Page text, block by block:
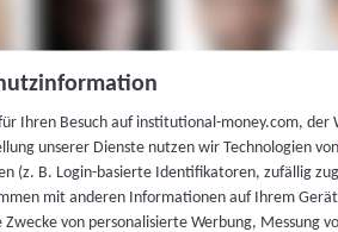
Ihren Besuch auf institutional-money.com, der
unserer Dienste nutzen wir Technologien von
(z. B. Login-basierte Identifikatoren, zufällig
mit anderen Informationen auf Ihrem
Zwecke von personalisierte Werbung, Messung